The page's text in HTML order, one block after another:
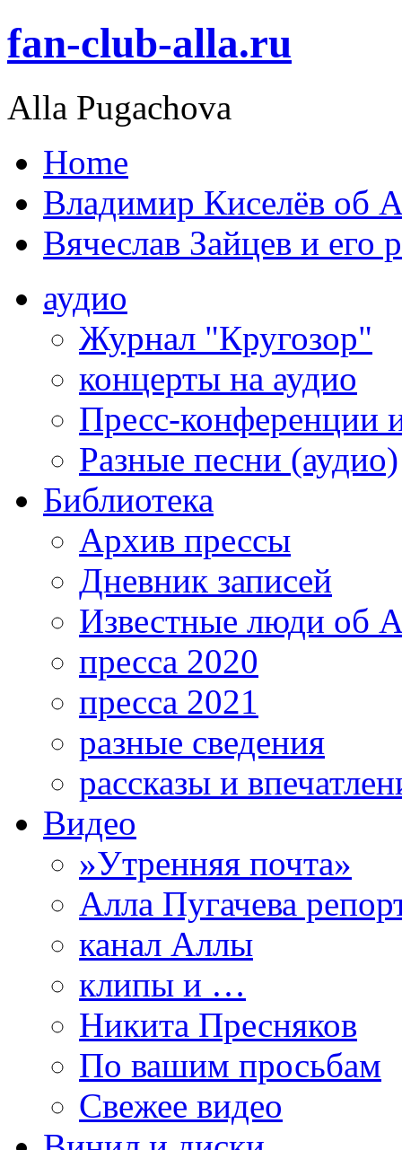
fan-club-alla.ru
Alla Pugachova
Home
Владимир Киселёв об
Вячеслав Зайцев и его
аудио
Журнал "Кругозор"
концерты на аудио
Пресс-конференции
Разные песни (аудио)
Библиотека
Архив прессы
Дневник записей
Известные люди об
пресса 2020
пресса 2021
разные сведения
рассказы и
Видео
»Утренняя почта»
Алла Пугачева
канал Аллы
клипы и …
Никита Пресняков
По вашим просьбам
Свежее видео